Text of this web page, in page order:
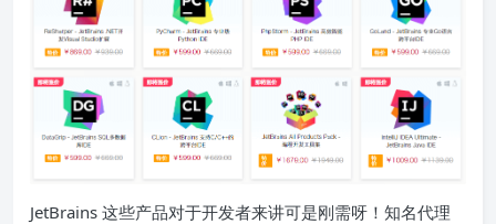
JetBrains 这些产品对于开发者来讲可是刚需呀！知名代理